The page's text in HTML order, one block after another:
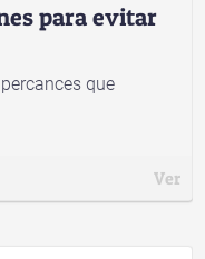
para evitar
que
Ver